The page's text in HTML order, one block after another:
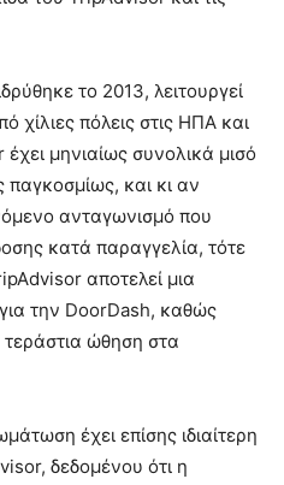
το 2013, λειτουργεί
χίλιες πόλεις στις ΗΠΑ και
μηνιαίως συνολικά μισό
παγκοσμίως, και κι αν
ανταγωνισμό που
κατά παραγγελία, τότε
αποτελεί μια
την DoorDash, καθώς
τεράστια ώθηση στα
έχει επίσης ιδιαίτερη
δεδομένου ότι η